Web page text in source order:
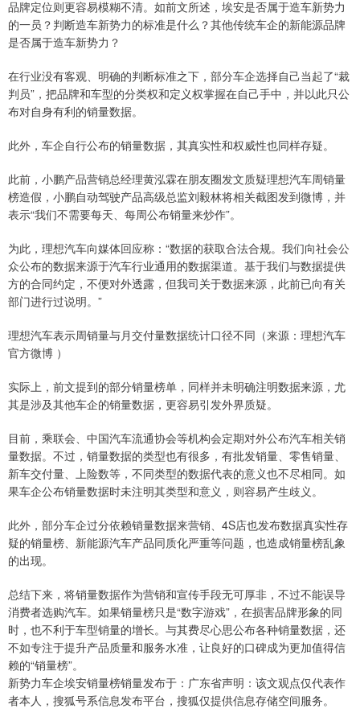
品牌定位则更容易模糊不清。如前文所述，埃安是否属于造车新势力
的一员？判断造车新势力的标准是什么？其他传统车企的新能源品牌
是否属于造车新势力？
在行业没有客观、明确的判断标准之下，部分车企选择自己当起了“裁
判员”，把品牌和车型的分类权和定义权掌握在自己手中，并以此只公
布对自身有利的销量数据。
此外，车企自行公布的销量数据，其真实性和权威性也同样存疑。
此前，小鹏产品营销总经理黄泓霖在朋友圈发文质疑理想汽车周销量
榜造假，小鹏自动驾驶产品高级总监刘毅林将相关截图发到微博，并
表示“我们不需要每天、每周公布销量来炒作”。
为此，理想汽车向媒体回应称：“数据的获取合法合规。我们向社会公
众公布的数据来源于汽车行业通用的数据渠道。基于我们与数据提供
方的合同约定，不便对外透露，但我司关于数据来源，此前已向有关
部门进行过说明。”
理想汽车表示周销量与月交付量数据统计口径不同（来源：理想汽车
官方微博 ）
实际上，前文提到的部分销量榜单，同样并未明确注明数据来源，尤
其是涉及其他车企的销量数据，更容易引发外界质疑。
目前，乘联会、中国汽车流通协会等机构会定期对外公布汽车相关销
量数据。不过，销量数据的类型也有很多，有批发销量、零售销量、
新车交付量、上险数等，不同类型的数据代表的意义也不尽相同。如
果车企公布销量数据时未注明其类型和意义，则容易产生歧义。
此外，部分车企过分依赖销量数据来营销、4S店也发布数据真实性存
疑的销量榜、新能源汽车产品同质化严重等问题，也造成销量榜乱象
的出现。
总结下来，将销量数据作为营销和宣传手段无可厚非，不过不能误导
消费者选购汽车。如果销量榜只是“数字游戏”，在损害品牌形象的同
时，也不利于车型销量的增长。与其费尽心思公布各种销量数据，还
不如专注于提升产品质量和服务水准，让良好的口碑成为更加值得信
赖的“销量榜”。
新势力车企埃安销量榜销量发布于：广东省声明：该文观点仅代表作
者本人，搜狐号系信息发布平台，搜狐仅提供信息存储空间服务。